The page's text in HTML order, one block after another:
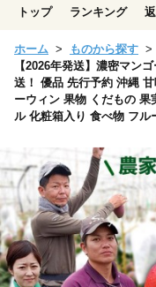
トップ ランキング
ホーム ものから探す
【2026年発送】濃密マン
送！ 優品 先行予約 沖縄
ーウィン 果物 くだもの 果
ル 化粧箱入り 食べ物 フル